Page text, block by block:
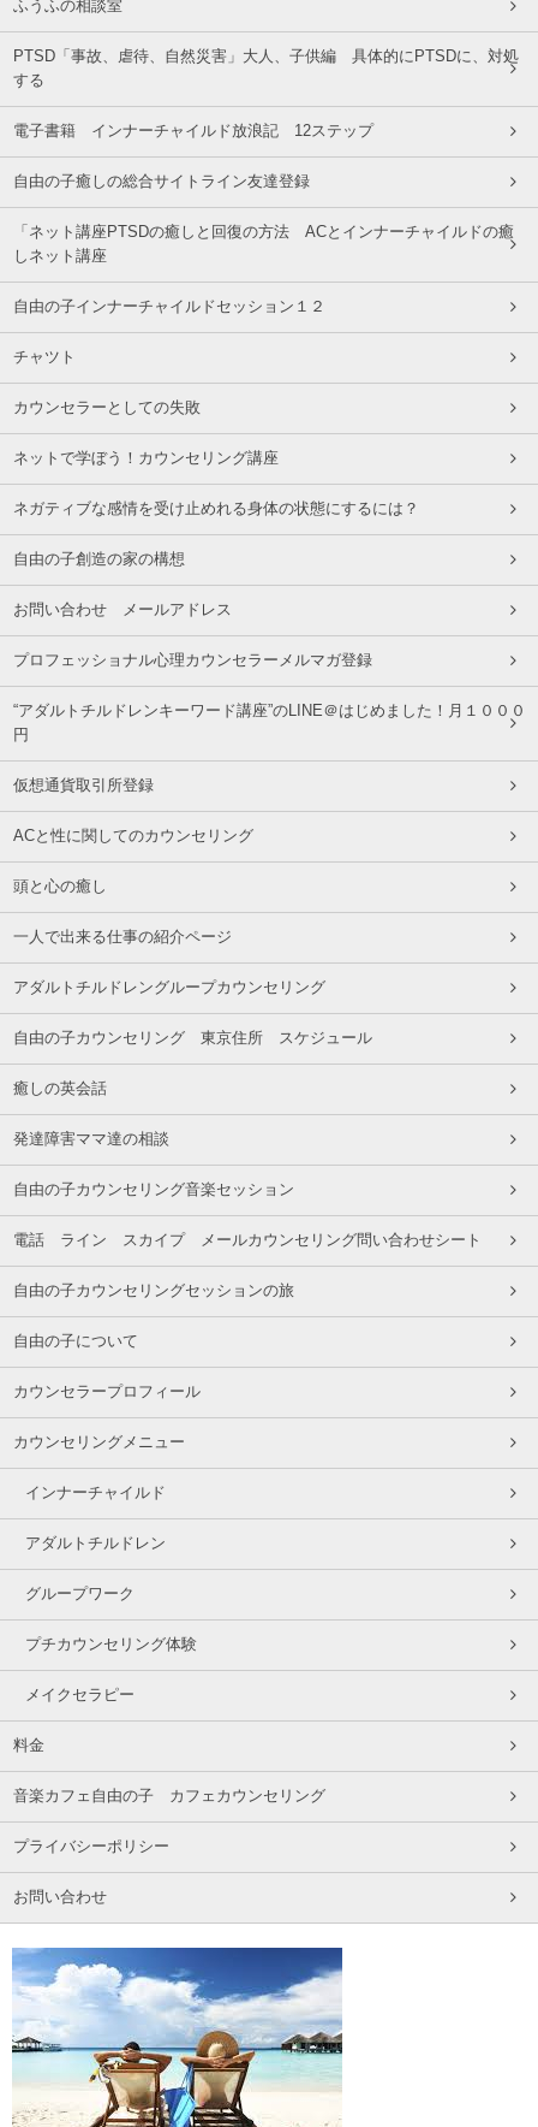
ふうふの相談室
PTSD「事故、虐待、自然災害」大人、子供編 具体的にPTSDに、対処
する
電子書籍 インナーチャイルド放浪記 12ステップ
自由の子癒しの総合サイトライン友達登録
「ネット講座PTSDの癒しと回復の方法 ACとインナーチャイルドの癒
しネット講座
自由の子インナーチャイルドセッション１２
チャツト
カウンセラーとしての失敗
ネットで学ぼう！カウンセリング講座
ネガティブな感情を受け止めれる身体の状態にするには？
自由の子創造の家の構想
お問い合わせ メールアドレス
プロフェッショナル心理カウンセラーメルマガ登録
“アダルトチルドレンキーワード講座”のLINE＠はじめました！月１０００
円
仮想通貨取引所登録
ACと性に関してのカウンセリング
頭と心の癒し
一人で出来る仕事の紹介ページ
アダルトチルドレングループカウンセリング
自由の子カウンセリング 東京住所 スケジュール
癒しの英会話
発達障害ママ達の相談
自由の子カウンセリング音楽セッション
電話 ライン スカイプ メールカウンセリング問い合わせシート
自由の子カウンセリングセッションの旅
自由の子について
カウンセラープロフィール
カウンセリングメニュー
インナーチャイルド
アダルトチルドレン
グループワーク
プチカウンセリング体験
メイクセラピー
料金
音楽カフェ自由の子 カフェカウンセリング
プライバシーポリシー
お問い合わせ